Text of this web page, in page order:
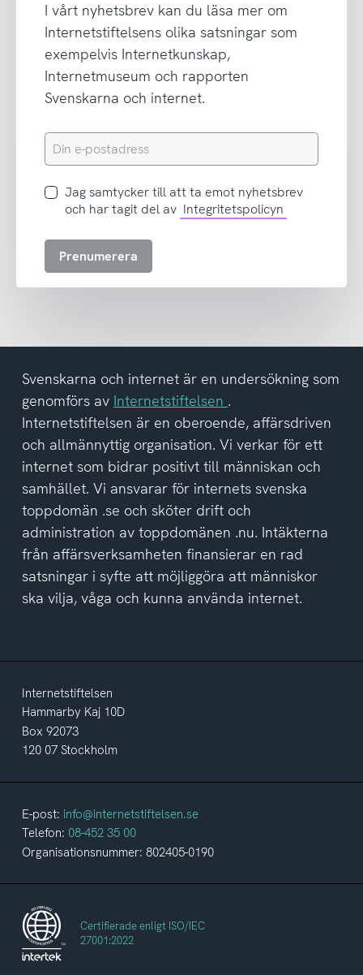
I vårt nyhetsbrev kan du läsa mer om
Internetstiftelsens olika satsningar som
exempelvis Internetkunskap,
Internetmuseum och rapporten
Svenskarna och internet.
Din
e-
Jag
samtycker
att
del
av
integritetspolicyn
Jag samtycker till att ta emot nyhetsbrev
och har tagit del av Integritetspolicyn
Prenumerera
Svenskarna och internet är en undersökning som
genomförs av Internetstiftelsen .
Internetstiftelsen är en oberoende, affärsdriven
och allmännyttig organisation. Vi verkar för ett
internet som bidrar positivt till människan och
samhället. Vi ansvarar för internets svenska
toppdomän .se och sköter drift och
administration av toppdomänen .nu. Intäkterna
från affärsverksamheten finansierar en rad
satsningar i syfte att möjliggöra att människor
ska vilja, våga och kunna använda internet.
Internetstiftelsen
Hammarby Kaj 10D
Box 92073
120 07 Stockholm
E-post: info@internetstiftelsen.se
Telefon: 08-452 35 00
Organisationsnummer: 802405-0190
Certifierade enligt ISO/IEC
27001:2022